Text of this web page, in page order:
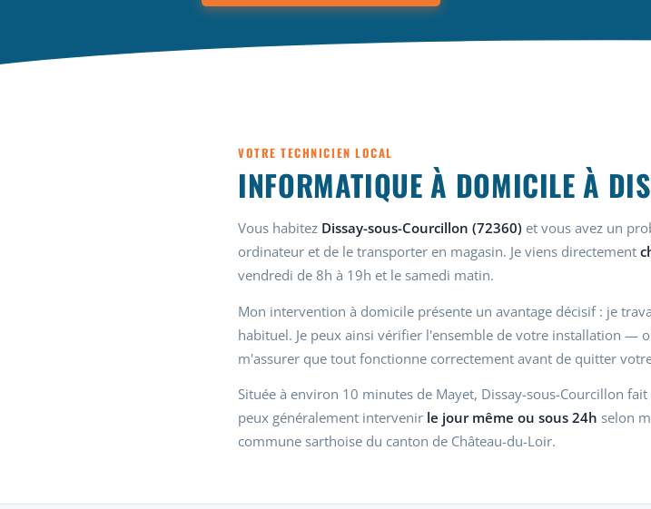
VOTRE TECHNICIEN LOCAL
INFORMATIQUE À DOMICILE À
Vous habitez Dissay-sous-Courcillon (72360) et vous avez un
ordinateur et de le transporter en magasin. Je viens directement
vendredi de 8h à 19h et le samedi matin.
Mon intervention à domicile présente un avantage décisif : je
habituel. Je peux ainsi vérifier l'ensemble de votre installation
m'assurer que tout fonctionne correctement avant de quitter
Située à environ 10 minutes de Mayet, Dissay-sous-Courcillon
peux généralement intervenir le jour même ou sous 24h selon
commune sarthoise du canton de Château-du-Loir.